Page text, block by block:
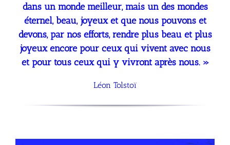
dans un monde meilleur, mais un des mondes
éternel, beau, joyeux et que nous pouvons et
devons, par nos efforts, rendre plus beau et plus
joyeux encore pour ceux qui vivent avec nous
et pour tous ceux qui y vivrontaprès nous. »
Léon Tolstoï